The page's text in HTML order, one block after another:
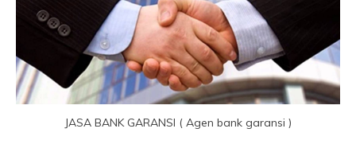
JASA BANK GARANSI ( Agen bank garansi )